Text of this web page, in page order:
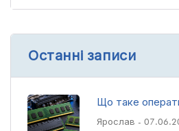
Останні записи
Що таке
Ярослав -